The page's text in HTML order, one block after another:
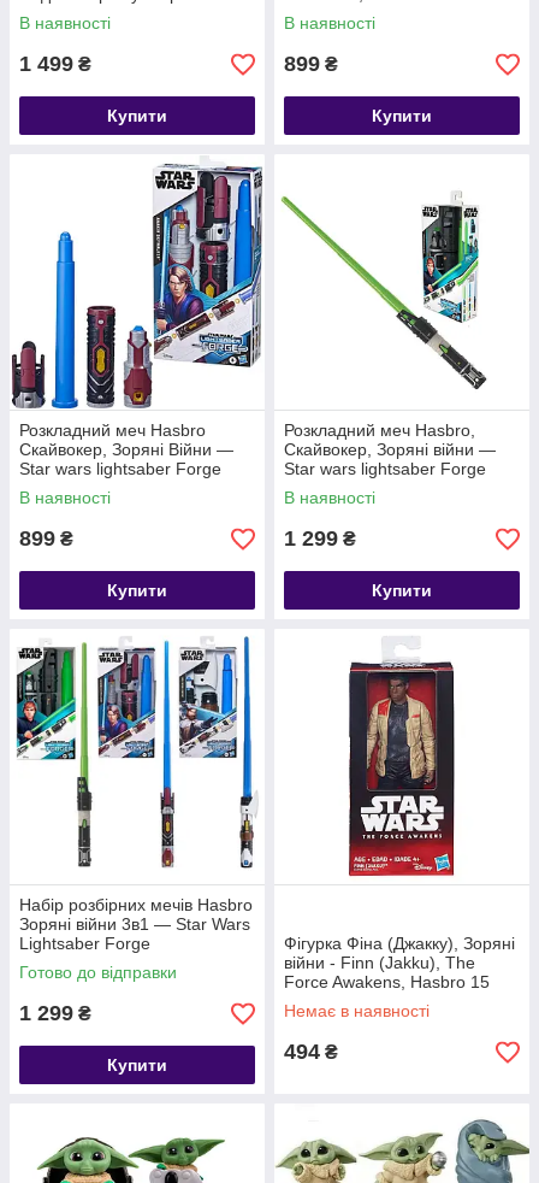
воїни", 19 см — Star Wars,
Mandalorian
В наявності
1 499 ₴
Купити
Lightsaber Forge
В наявності
899 ₴
Купити
Розкладний меч Hasbro
Скайвокер, Зоряні Війни —
Star wars lightsaber Forge
Anakin Skywalker
В наявності
899 ₴
Купити
Розкладний меч Hasbro,
Скайвокер, Зоряні війни —
Star wars lightsaber Forge
Luke Skywalker
В наявності
1 299 ₴
Купити
Набір розбірних мечів Hasbro
Зоряні війни 3в1 — Star Wars
Lightsaber Forge
Готово до відправки
1 299 ₴
Купити
Фігурка Фіна (Джакку), Зоряні
війни - Finn (Jakku), The
Force Awakens, Hasbro 15
СМ
Немає в наявності
494 ₴